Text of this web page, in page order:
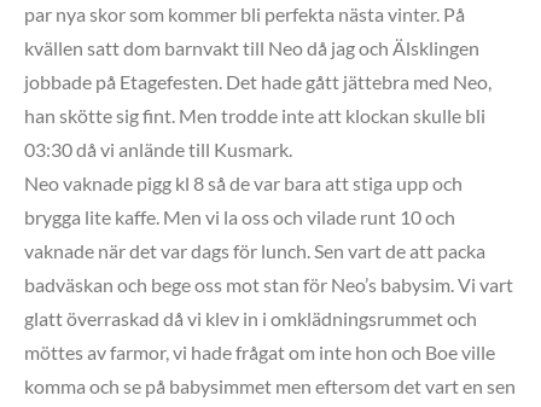
par nya skor som kommer bli perfekta nästa vinter. På
kvällen satt dom barnvakt till Neo då jag och Älsklingen
jobbade på Etagefesten. Det hade gått jättebra med Neo,
han skötte sig fint. Men trodde inte att klockan skulle bli
03:30 då vi anlände till Kusmark.
Neo vaknade pigg kl 8 så de var bara att stiga upp och
brygga lite kaffe. Men vi la oss och vilade runt 10 och
vaknade när det var dags för lunch. Sen vart de att packa
badväskan och bege oss mot stan för Neo’s babysim. Vi vart
glatt överraskad då vi klev in i omklädningsrummet och
möttes av farmor, vi hade frågat om inte hon och Boe ville
komma och se på babysimmet men eftersom det vart en sen